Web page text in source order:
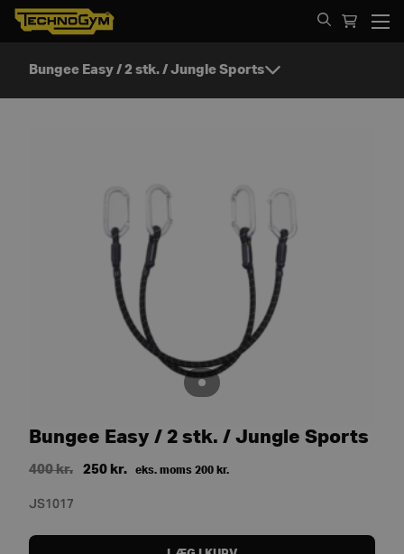
Spring til indhold
Bungee Easy / 2 stk. / Jungle Sports
Bungee Easy / 2 stk. / Jungle Sports
400kr.
Original
250 kr.Current
eks. moms 200 kr.
JS1017